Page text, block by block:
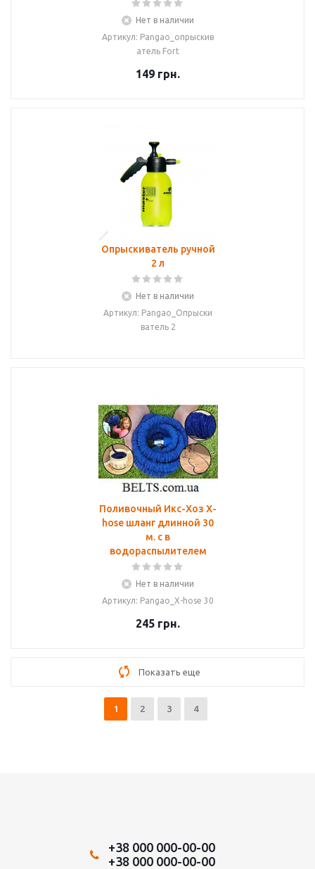
Нет в наличии
Артикул: Pangao_опрыскив
атель Fort
149 грн.
Опрыскиватель ручной
2 л
Нет в наличии
Артикул: Pangao_Опрыски
ватель 2
Поливочный Икс-Хоз X-
hose шланг длинной 30
м. с в
водораспылителем
Нет в наличии
Артикул: Pangao_X-hose 30
245 грн.
Показать еще
1 2 3 4
+38 000 000-00-00
+38 000 000-00-00